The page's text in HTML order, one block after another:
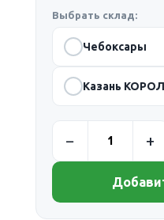
Выбрать склад:
Чебоксары
Казань